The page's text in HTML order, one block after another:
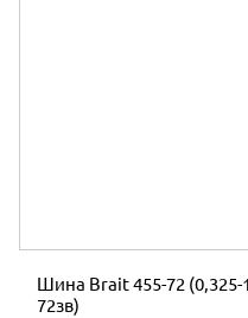
Шина Brait 455-72 (0,325-
72зв)